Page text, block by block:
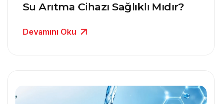
Su Arıtma Cihazı Sağlıklı Mıdır?
Devamını Oku